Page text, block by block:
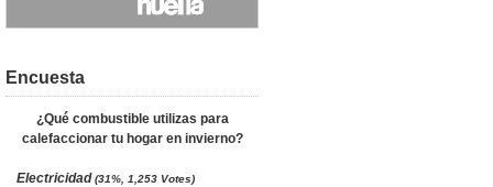
Encuesta
¿Qué combustible utilizas para
calefaccionar tu hogar en invierno?
Electricidad(31%, 1,253 Votes)